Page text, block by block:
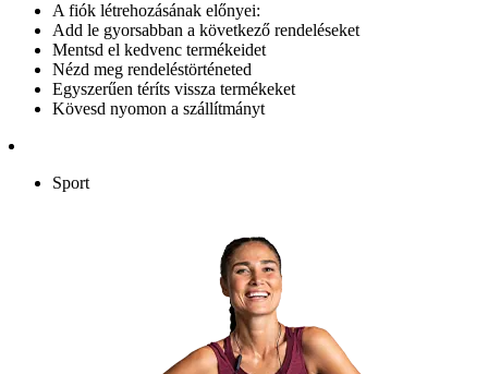
A fiók létrehozásának előnyei:
Add le gyorsabban a következő rendeléseket
Mentsd el kedvenc termékeidet
Nézd meg rendeléstörténeted
Egyszerűen téríts vissza termékeket
Kövesd nyomon a szállítmányt
Sport